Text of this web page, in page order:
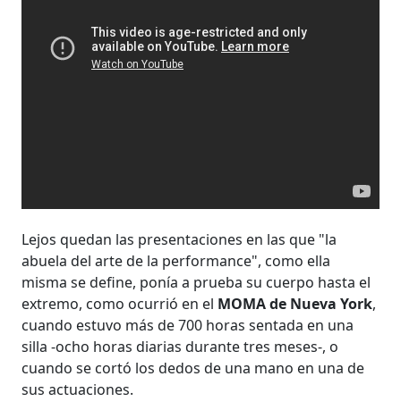
Lejos quedan las presentaciones en las que "la
abuela del arte de la performance", como ella
misma se define, ponía a prueba su cuerpo hasta el
extremo, como ocurrió en el MOMA de Nueva York,
cuando estuvo más de 700 horas sentada en una
silla -ocho horas diarias durante tres meses-, o
cuando se cortó los dedos de una mano en una de
sus actuaciones.